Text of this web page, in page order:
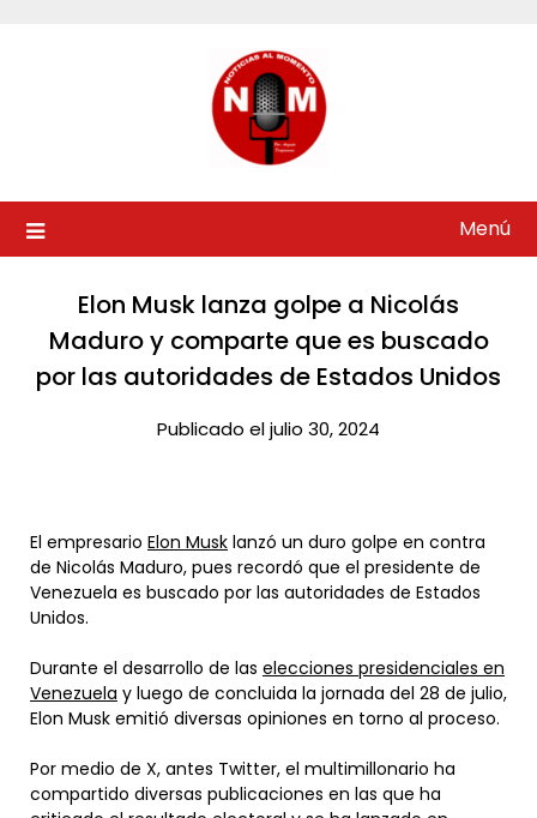
Menú
Elon Musk lanza golpe a Nicolás
Maduro y comparte que es buscado
por las autoridades de Estados Unidos​
Publicado el julio 30, 2024
El empresario Elon Musk lanzó un duro golpe en contra
de Nicolás Maduro, pues recordó que el presidente de
Venezuela es buscado por las autoridades de Estados
Unidos.
Durante el desarrollo de las elecciones presidenciales en
Venezuela y luego de concluida la jornada del 28 de julio,
Elon Musk emitió diversas opiniones en torno al proceso.
Por medio de X, antes Twitter, el multimillonario ha
compartido diversas publicaciones en las que ha